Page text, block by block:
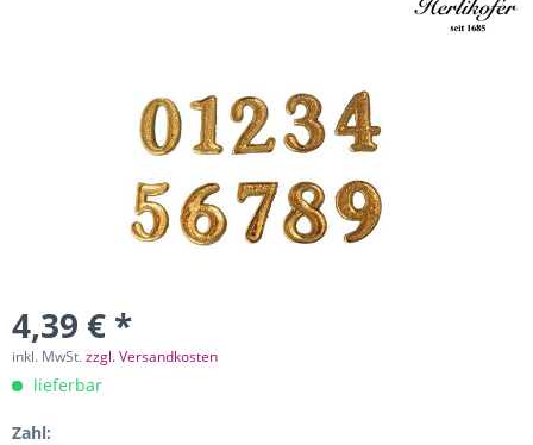
4,39 € *
inkl. MwSt.zzgl. Versandkosten
lieferbar
Zahl: